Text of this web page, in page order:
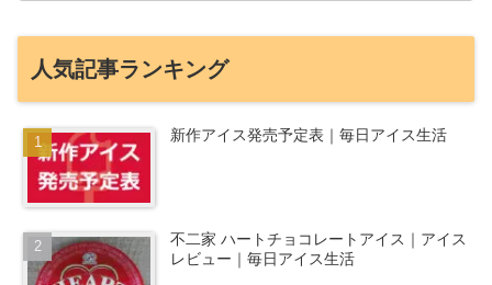
人気記事ランキング
新作アイス発売予定表｜毎日アイス生活
不二家 ハートチョコレートアイス｜アイス
レビュー｜毎日アイス生活